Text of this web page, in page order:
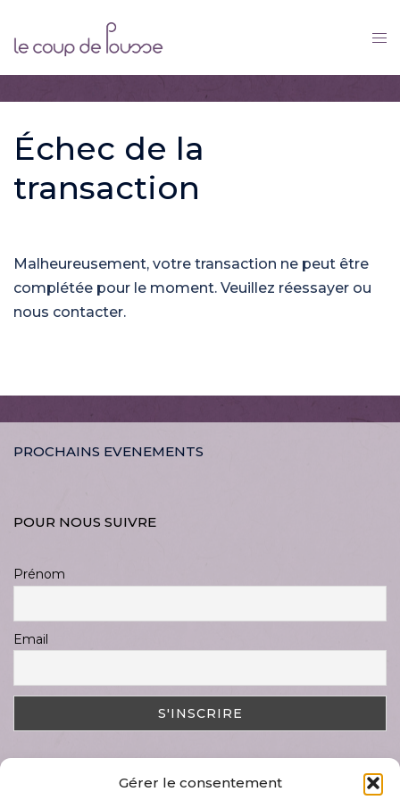
Gérer le consentement
to
content
Échec de la
transaction
Malheureusement, votre transaction ne peut être
complétée pour le moment. Veuillez réessayer ou
nous contacter.
PROCHAINS EVENEMENTS
POUR NOUS SUIVRE
Prénom
Email
DERNIER ARTICLE